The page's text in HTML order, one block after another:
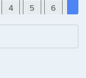
6
5
4
+ - /